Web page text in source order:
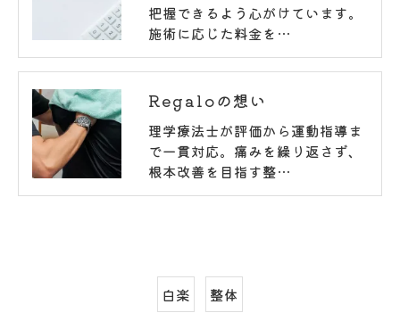
把握できるよう心がけています。
施術に応じた料金を…
Regaloの想い
理学療法士が評価から運動指導ま
で一貫対応。痛みを繰り返さず、
根本改善を目指す整…
白楽 整体